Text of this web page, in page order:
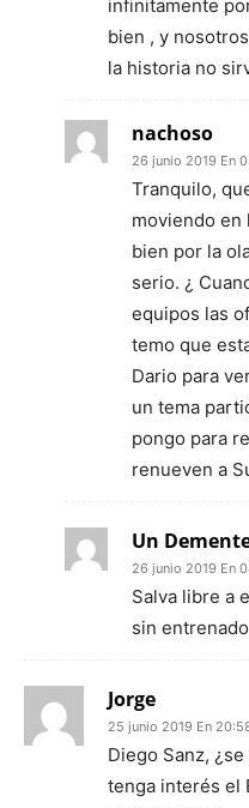
infinitamente
bien , y
la historia no
nachoso
26 junio 2019 En
Tranquilo,
moviendo en
bien por la
serio. ¿
equipos las
temo que
Dario para
un tema
pongo para
renueven a
Un
26 junio 2019 En
Salva libre a
sin
Jorge
25 junio 2019 En
Diego Sanz,
tenga interés el